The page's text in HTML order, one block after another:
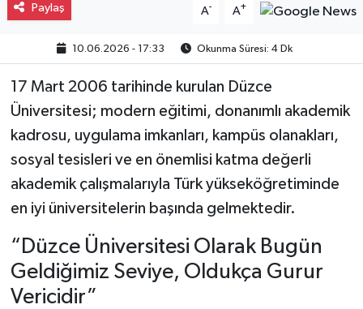
Paylaş A- A+
10.06.2026 - 17:33 Okunma Süresi: 4 Dk
17 Mart 2006 tarihinde kurulan Düzce
Üniversitesi; modern eğitimi, donanımlı akademik
kadrosu, uygulama imkanları, kampüs olanakları,
sosyal tesisleri ve en önemlisi katma değerli
akademik çalışmalarıyla Türk yükseköğretiminde
en iyi üniversitelerin başında gelmektedir.
“Düzce Üniversitesi Olarak Bugün
Geldiğimiz Seviye, Oldukça Gurur
Vericidir”